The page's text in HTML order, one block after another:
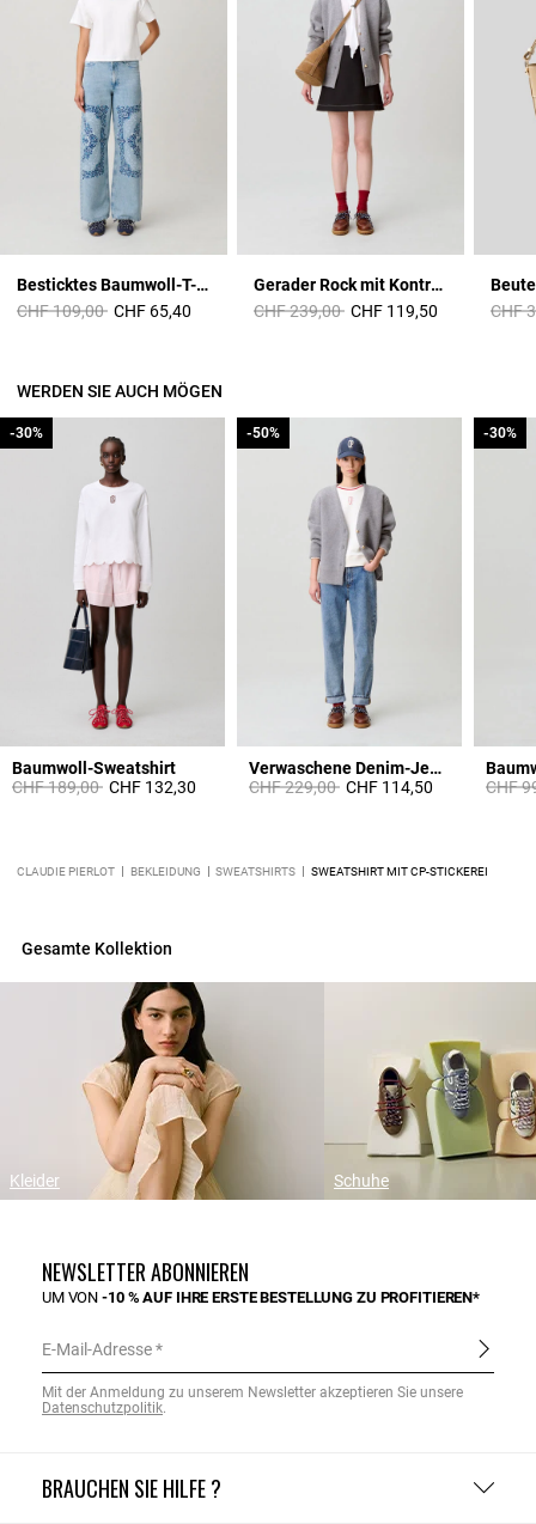
Besticktes Baumwoll-T-Shirt
Price reduced from
CHF 109,00toCHF 65,40
Gerader Rock mit Kontrastnähten
Price reduced from
CHF 239,00toCHF 119,50 Price
CHF
WERDEN SIE AUCH MÖGEN
Baumwoll-Sweatshirt
Price reduced from
CHF 189,00to
-30%
CHF 132,30
-30%
Verwaschene Denim-Jeans
Price reduced from
CHF 229,00to
-50%
CHF 114,50
-50%
Price
CHF
-30%
-30%
CLAUDIE PIERLOT BEKLEIDUNG SWEATSHIRTS SWEATSHIRT MIT CP-STICKEREI
Gesamte Kollektion
Kleider Schuhe
BRAUCHEN SIE HILFE ?
NEWSLETTER ABONNIEREN
UM VON-10 % AUF IHRE ERSTE BESTELLUNG ZU PROFITIEREN*
E-Mail-Adresse
Mit der Anmeldung zu unserem Newsletter akzeptieren Sie unsere
Datenschutzpolitik.